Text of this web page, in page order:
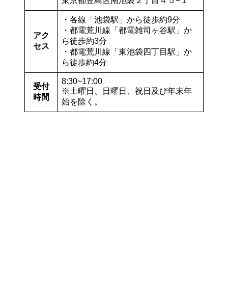
アク
セス
・各線「池袋駅」から徒歩約9分
・都電荒川線「都電雑司ヶ谷駅」か
ら徒歩約3分
・都電荒川線「東池袋四丁目駅」か
ら徒歩約4分
受付
時間
8:30~17:00
※土曜日、日曜日、祝日及び年末年
始を除く。